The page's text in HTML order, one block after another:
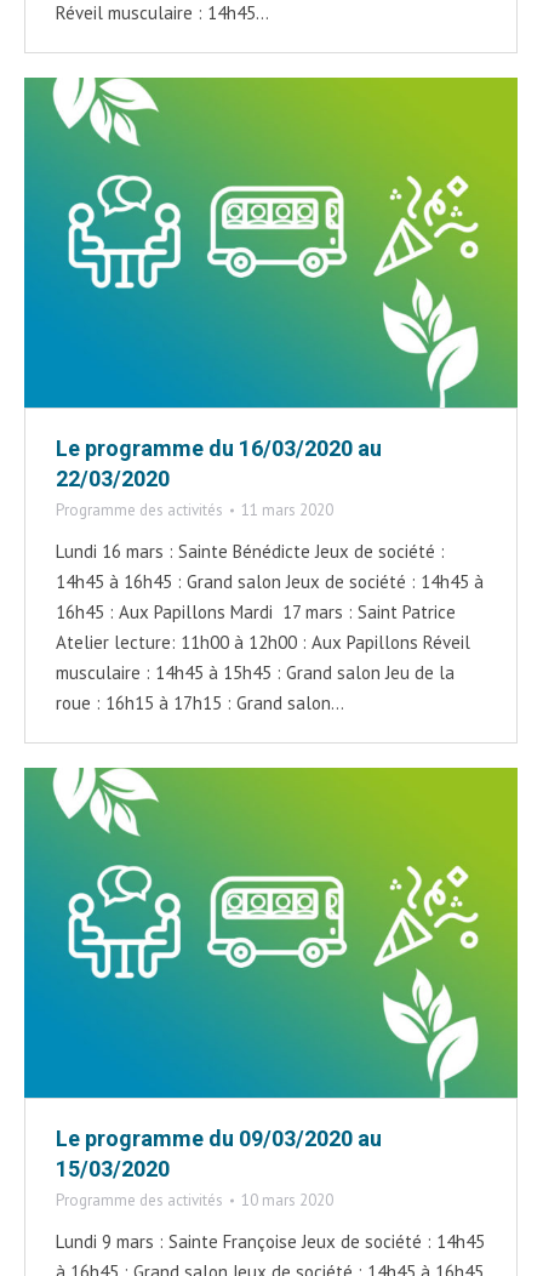
Réveil musculaire : 14h45…
Le programme du 16/03/2020 au
22/03/2020
Programme des activités 11 mars 2020
Lundi 16 mars : Sainte Bénédicte Jeux de société :
14h45 à 16h45 : Grand salon Jeux de société : 14h45 à
16h45 : Aux Papillons Mardi 17 mars : Saint Patrice
Atelier lecture: 11h00 à 12h00 : Aux Papillons Réveil
musculaire : 14h45 à 15h45 : Grand salon Jeu de la
roue : 16h15 à 17h15 : Grand salon…
Le programme du 09/03/2020 au
15/03/2020
Programme des activités 10 mars 2020
Lundi 9 mars : Sainte Françoise Jeux de société : 14h45